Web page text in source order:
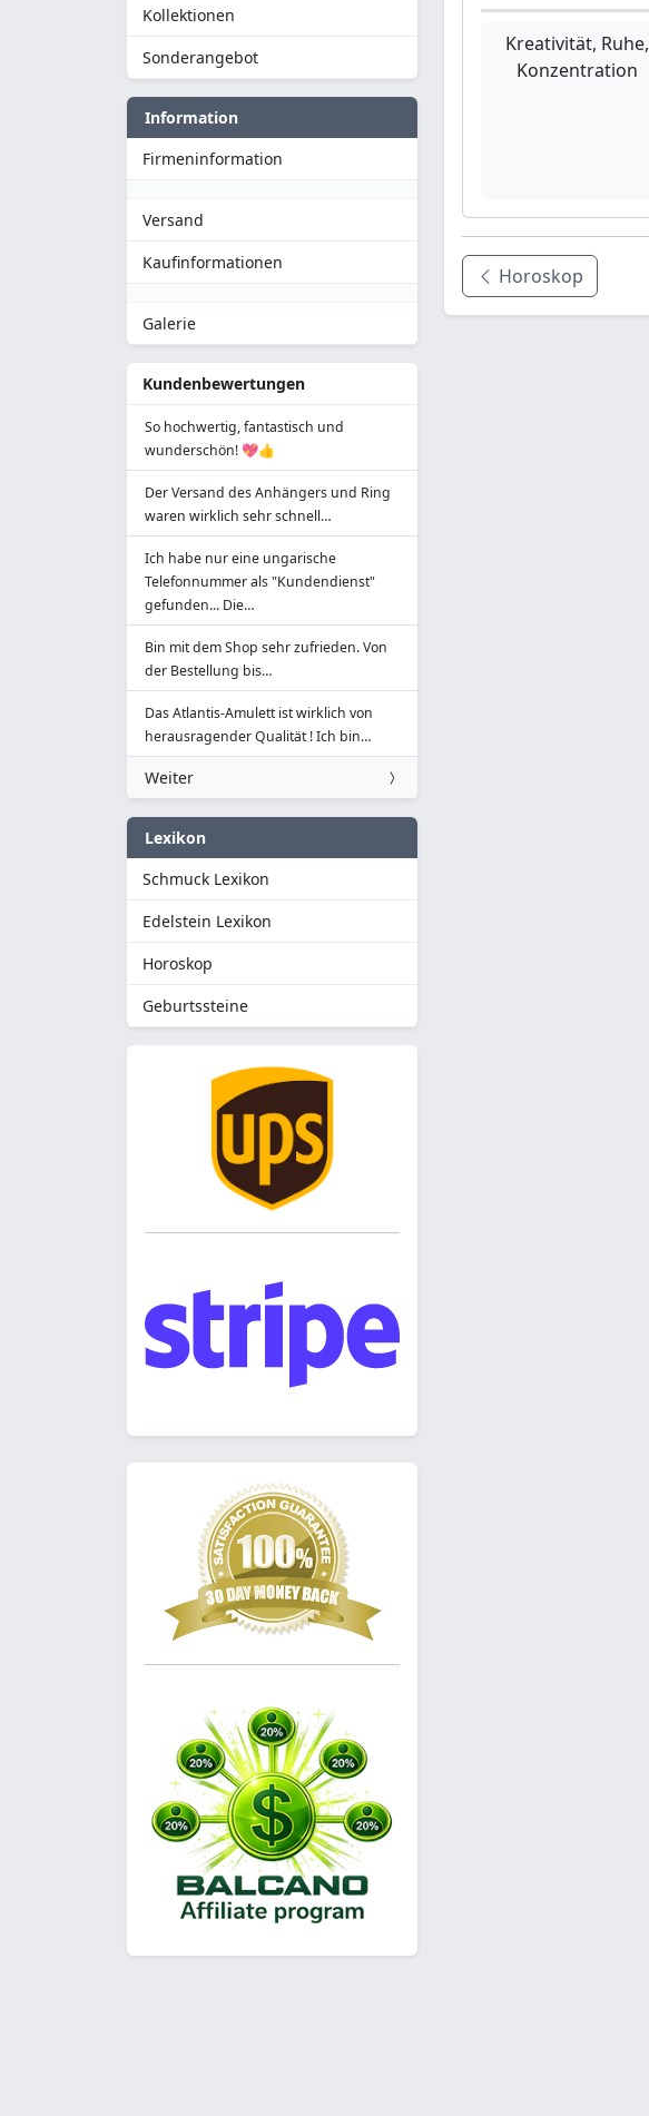
Kollektionen
Sonderangebot
Information
Firmeninformation
Versand
Kaufinformationen
Galerie
Kundenbewertungen
So hochwertig, fantastisch und
wunderschön! 💖👍
Der Versand des Anhängers und Ring
waren wirklich sehr schnell…
Ich habe nur eine ungarische
Telefonnummer als "Kundendienst"
gefunden... Die…
Bin mit dem Shop sehr zufrieden. Von
der Bestellung bis…
Das Atlantis-Amulett ist wirklich von
herausragender Qualität ! Ich bin…
Weiter
Lexikon
Schmuck Lexikon
Edelstein Lexikon
Horoskop
Geburtssteine
Kreativität, Ruhe,
Konzentration
Horoskop